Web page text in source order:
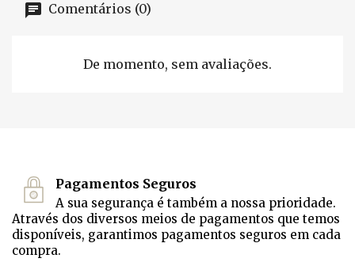
Comentários (0)
De momento, sem avaliações.
Pagamentos Seguros
A sua segurança é também a nossa prioridade.
Através dos diversos meios de pagamentos que temos
disponíveis, garantimos pagamentos seguros em cada
compra.